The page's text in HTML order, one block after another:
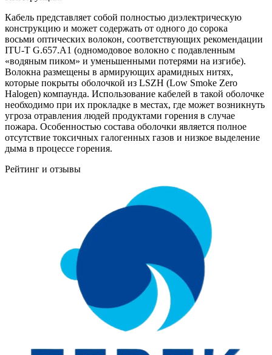
Кабель представляет собой полностью диэлектрическую
конструкцию и может содержать от одного до сорока
восьми оптических волокон, соответствующих рекомендации
ITU-T G.657.A1 (одномодовое волокно с подавленным
«водяным пиком» и уменьшенными потерями на изгибе).
Волокна размещены в армирующих арамидных нитях,
которые покрыты оболочкой из LSZH (Low Smoke Zero
Halogen) компаунда. Использование кабелей в такой оболочке
необходимо при их прокладке в местах, где может возникнуть
угроза отравления людей продуктами горения в случае
пожара. Особенностью состава оболочки является полное
отсутствие токсичных галогенных газов и низкое выделение
дыма в процессе горения.
Рейтинг и отзывы